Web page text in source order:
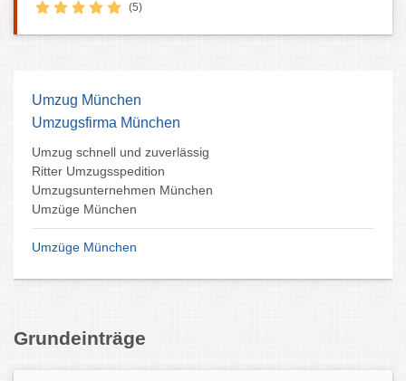
(5)
Umzug München
Umzugsfirma München
Umzug schnell und zuverlässig
Ritter Umzugsspedition
Umzugsunternehmen München
Umzüge München
Umzüge München
Grundeinträge